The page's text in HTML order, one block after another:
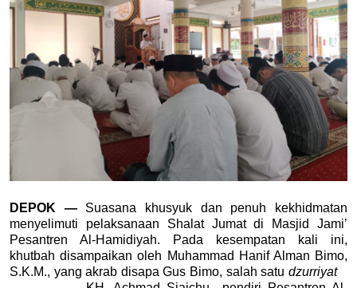
DEPOK — Suasana khusyuk dan penuh kekhidmatan
menyelimuti pelaksanaan Shalat Jumat di Masjid Jami’
Pesantren Al-Hamidiyah. Pada kesempatan kali ini,
khutbah disampaikan oleh Muhammad Hanif Alman Bimo,
S.K.M., yang akrab disapa Gus Bimo, salah satu dzurriyat